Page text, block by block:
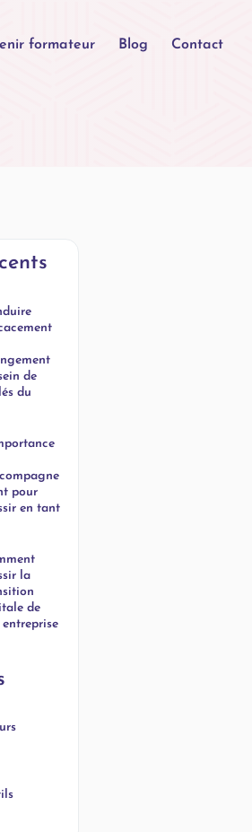
formateur Blog Contact
de
du
pour
en tant
la
de
entreprise